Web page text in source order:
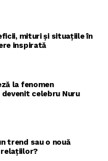
mituri și situațiile în
inspirată
la fenomen
celebru Nuru
trend sau o nouă
relațiilor?